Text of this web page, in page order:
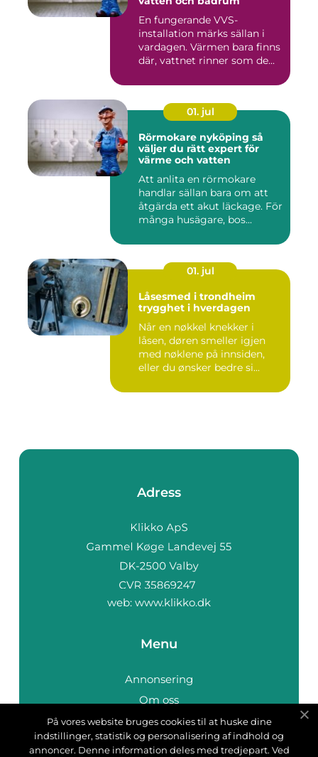
En fungerande VVS-
installation märks sällan i
vardagen. Värmen bara finns
där, vattnet rinner som de...
01. jul
Rörmokare nyköping så
väljer du rätt expert för
värme och vatten
Att anlita en rörmokare
handlar sällan bara om att
åtgärda ett akut läckage. För
många husägare, bos...
01. jul
Låsesmed i trondheim
trygghet i hverdagen
Når en nøkkel knekker i
låsen, døren smeller igjen
med nøklene på innsiden,
eller du ønsker bedre si...
Adress
web: www.klikko.dk
Menu
Annonsering
Om oss
Cookies
Kontakta oss
På vores website bruges cookies til at huske dine
indstillinger, statistik og personalisering af indhold og
annoncer. Denne information deles med tredjepart. Ved